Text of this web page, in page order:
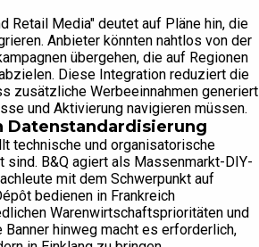
Retail Media" deutet auf Pläne hin, die
Anbieter könnten nahtlos von der
übergehen, die auf Regionen
Diese Integration reduziert die
zusätzliche Werbeeinnahmen generiert
und Aktivierung navigieren müssen.
Datenstandardisierung
technische und organisatorische
sind. B&Q agiert als Massenmarkt-DIY-
mit dem Schwerpunkt auf
bedienen in Frankreich
Warenwirtschaftsprioritäten und
hinweg macht es erforderlich,